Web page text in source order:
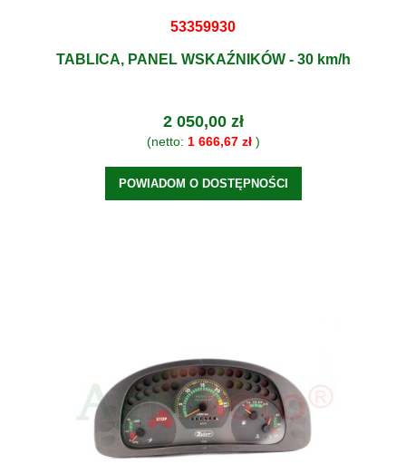
53359930
TABLICA, PANEL WSKAŹNIKÓW - 30 km/h
2 050,00 zł
(netto: 1 666,67 zł)
POWIADOM O DOSTĘPNOŚCI